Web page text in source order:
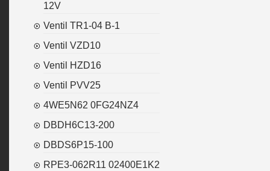
12V
Ventil TR1-04 B-1
Ventil VZD10
Ventil HZD16
Ventil PVV25
4WE5N62 0FG24NZ4
DBDH6C13-200
DBDS6P15-100
RPE3-062R11 02400E1K2